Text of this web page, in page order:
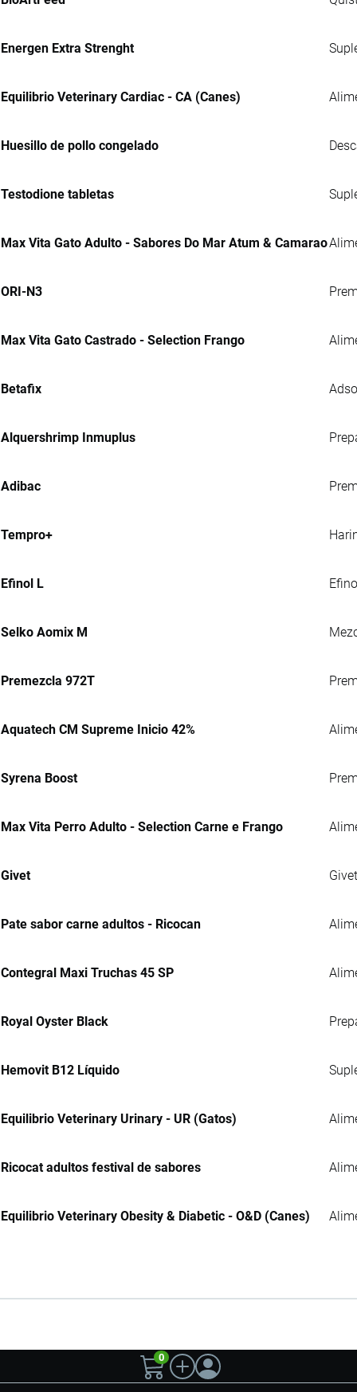
Energen Extra Strenght
Equilibrio Veterinary Cardiac - CA (Canes)
Huesillo de pollo congelado
Testodione tabletas
Max Vita Gato Adulto - Sabores Do Mar Atum & Camarao
ORI-N3
Max Vita Gato Castrado - Selection Frango
Betafix
Alquershrimp Inmuplus
Adibac
Tempro+
Efinol L
Selko Aomix M
Premezcla 972T
Aquatech CM Supreme Inicio 42%
Syrena Boost
Max Vita Perro Adulto - Selection Carne e Frango
Givet
Pate sabor carne adultos - Ricocan
Contegral Maxi Truchas 45 SP
Royal Oyster Black
Hemovit B12 Líquido
Equilibrio Veterinary Urinary - UR (Gatos)
Ricocat adultos festival de sabores
Equilibrio Veterinary Obesity & Diabetic - O&D (Canes)
0